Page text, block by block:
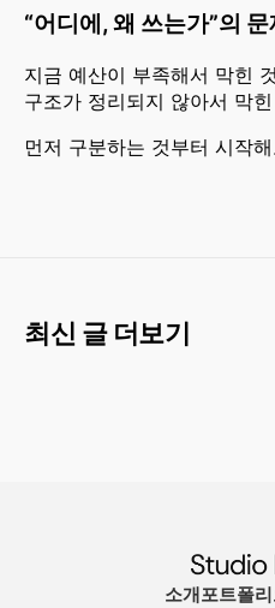
“어디에, 왜 쓰는가”의
지금 예산이 부족해서 막힌
구조가 정리되지 않아서 막
먼저 구분하는 것부터 시작
최신 글 더보기
소개포트폴